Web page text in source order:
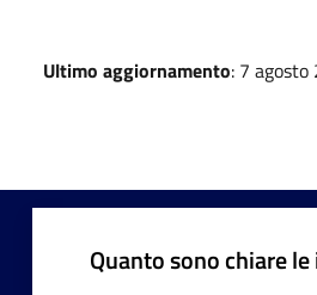
Ultimo aggiornamento: 7
Quanto sono chiare